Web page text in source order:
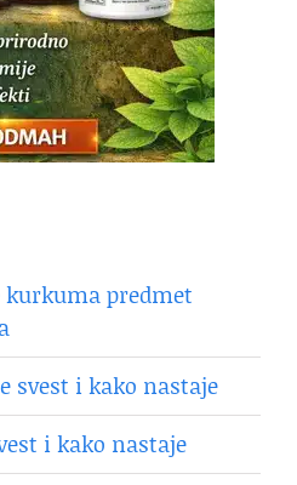
kurkuma predmet
svest i kako nastaje
i kako nastaje